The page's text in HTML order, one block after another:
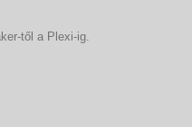
től a Plexi-ig.